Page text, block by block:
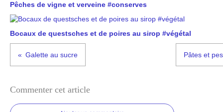
Pêches de vigne et verveine #conserves
Bocaux de questsches et de poires au sirop #végétal
Galette au sucre Pâtes et
Commenter cet article